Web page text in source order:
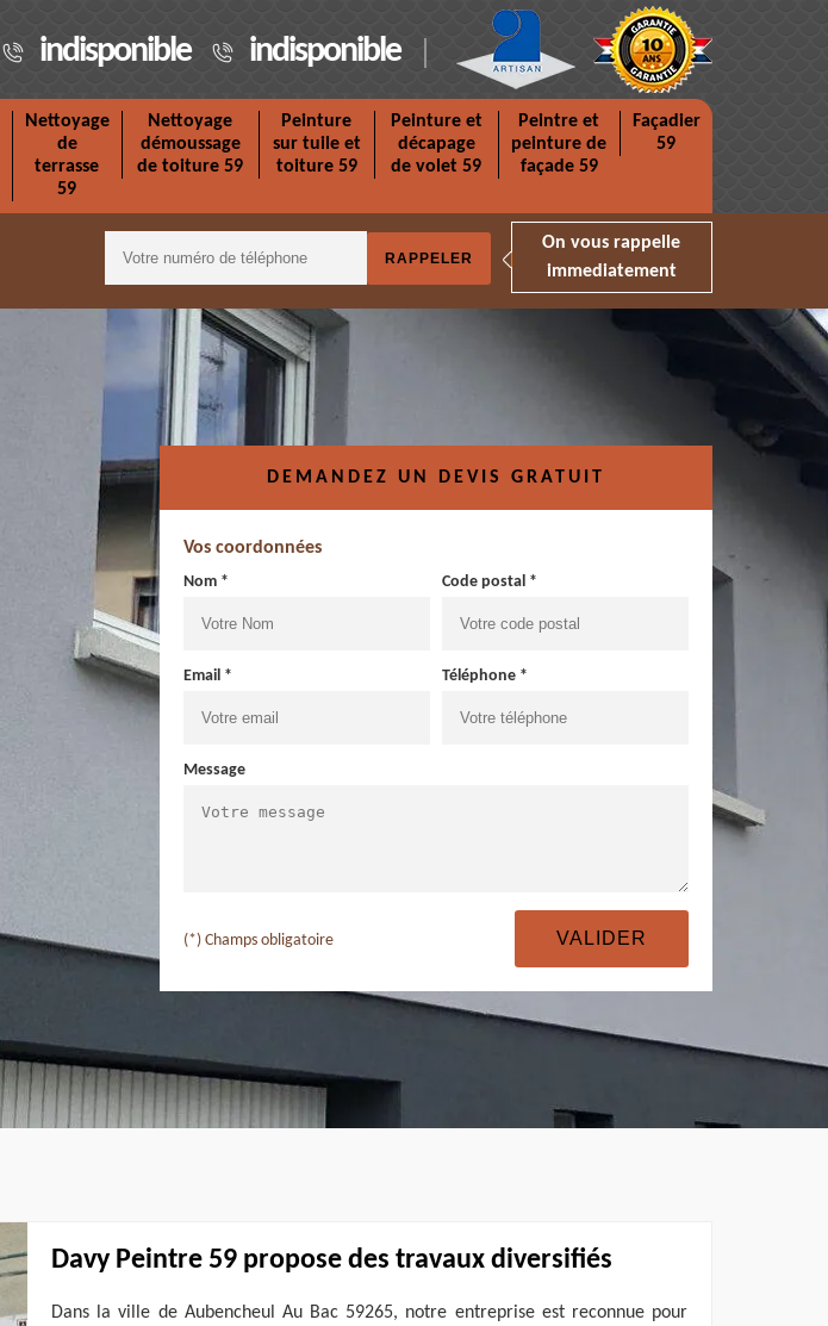
indisponible indisponible
Nettoyage
de
terrasse
59
Nettoyage
démoussage
de toiture 59
Peinture
sur tuile et
toiture 59
Peinture et
décapage
de volet 59
Peintre et
peinture de
façade 59
Façadier
59
On vous rappelle
immediatement
DEMANDEZ UN DEVIS GRATUIT
Vos coordonnées
Nom * Code postal *
Email * Téléphone *
Message
(*) Champs obligatoire
Davy Peintre 59 propose des travaux diversifiés
Dans la ville de Aubencheul Au Bac 59265, notre entreprise est reconnue pour